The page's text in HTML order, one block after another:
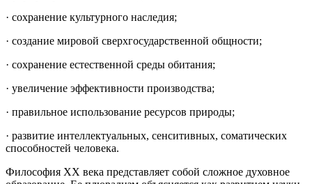
· сохранение культурного наследия;
· создание мировой сверхгосударственной общности;
· сохранение естественной среды обитания;
· увеличение эффективности производства;
· правильное использование ресурсов природы;
· развитие интеллектуальных, сенситивных, соматических
способностей человека.
Философия ХХ века представляет собой сложное духовное